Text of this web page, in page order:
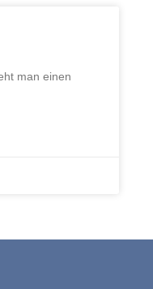
man einen